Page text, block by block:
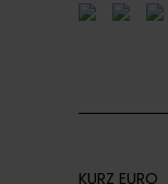
KURZ EURO